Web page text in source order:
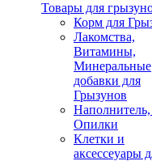
Товары для
Корм для
Лакомства,
Витамины,
Минеральные
добавки для
Грызунов
Опилки
Клетки и
аксессеуары